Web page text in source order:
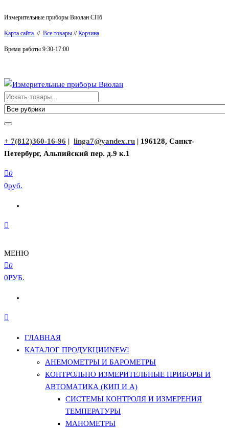
к
содержимому
Измерительные приборы Виолан СПб
Карта сайта // Все товары //Корзина
Время работы 9:30-17:00
Измерительные приборы Виолан
+ 7(812)360-16-96 | linga7@yandex.ru | 196128, Санкт-
Петербург, Альпийский пер. д.9 к.1
0
0руб.
МЕНЮ
0
0РУБ.
ГЛАВНАЯ
КАТАЛОГ ПРОДУКЦИИNEW!
АНЕМОМЕТРЫ И БАРОМЕТРЫ
КОНТРОЛЬНО ИЗМЕРИТЕЛЬНЫЕ ПРИБОРЫ И
АВТОМАТИКА (КИП И А)
СИСТЕМЫ КОНТРОЛЯ И ИЗМЕРЕНИЯ
ТЕМПЕРАТУРЫ
МАНОМЕТРЫ